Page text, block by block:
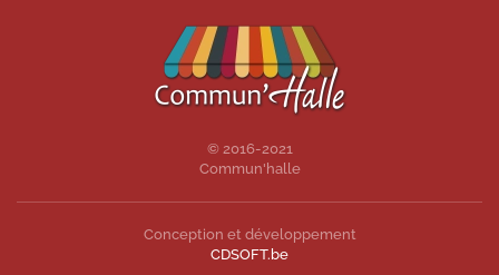
© 2016-2021
Commun'halle
Conception et développement
CDSOFT.be